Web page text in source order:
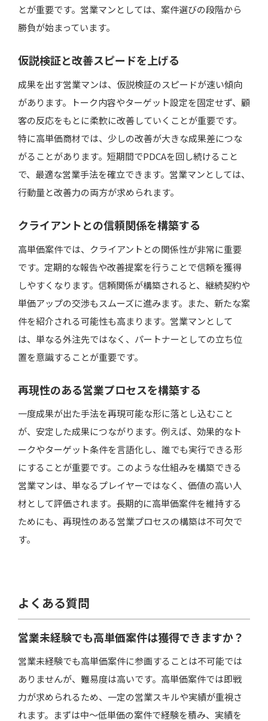
とが重要です。営業マンとしては、案件選びの段階から
勝負が始まっています。
仮説検証と改善スピードを上げる
成果を出す営業マンは、仮説検証のスピードが速い傾向
があります。トーク内容やターゲット設定を固定せず、顧
客の反応をもとに柔軟に改善していくことが重要です。
特に高単価商材では、少しの改善が大きな成果差につな
がることがあります。短期間でPDCAを回し続けること
で、最適な営業手法を確立できます。営業マンとしては、
行動量と改善力の両方が求められます。
クライアントとの信頼関係を構築する
高単価案件では、クライアントとの関係性が非常に重要
です。定期的な報告や改善提案を行うことで信頼を獲得
しやすくなります。信頼関係が構築されると、継続契約や
単価アップの交渉もスムーズに進みます。また、新たな案
件を紹介される可能性も高まります。営業マンとして
は、単なる外注先ではなく、パートナーとしての立ち位
置を意識することが重要です。
再現性のある営業プロセスを構築する
一度成果が出た手法を再現可能な形に落とし込むこと
が、安定した成果につながります。例えば、効果的なト
ークやターゲット条件を言語化し、誰でも実行できる形
にすることが重要です。このような仕組みを構築できる
営業マンは、単なるプレイヤーではなく、価値の高い人
材として評価されます。長期的に高単価案件を維持する
ためにも、再現性のある営業プロセスの構築は不可欠で
す。
よくある質問
営業未経験でも高単価案件は獲得できますか？
営業未経験でも高単価案件に参画することは不可能では
ありませんが、難易度は高いです。高単価案件では即戦
力が求められるため、一定の営業スキルや実績が重視さ
れます。まずは中〜低単価の案件で経験を積み、実績を